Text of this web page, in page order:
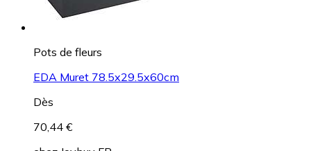
Pots de fleurs
EDA Muret 78.5x29.5x60cm
Dès
70,44 €